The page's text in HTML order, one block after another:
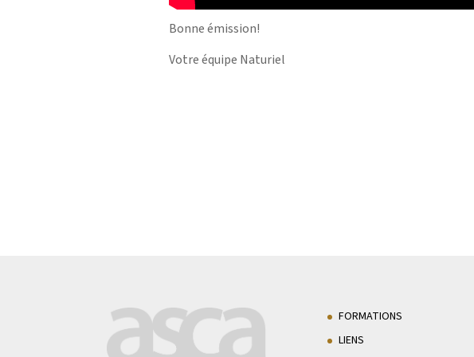
Bonne émission!
Votre équipe Naturiel
FORMATIONS
LIENS